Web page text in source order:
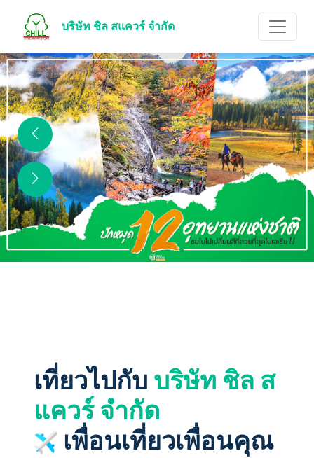
บริษัท ชิล สแควร์ จำกัด
เที่ยวไปกับ บริษัท ชิล ส
แควร์ จำกัด
เพื่อนเที่ยวเพื่อนคุณ